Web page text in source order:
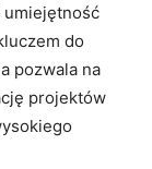
​umiejętność
do
pozwala na‍
projektów